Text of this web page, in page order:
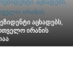
აცხადებს,
ირანის